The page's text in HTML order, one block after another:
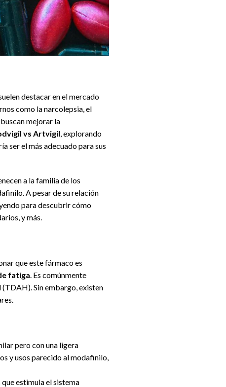
destacar en el mercado
como la narcolepsia, el
mejorar la
vs Artvigil , explorando
ser el más adecuado para sus
a la familia de los
A pesar de su relación
para descubrir cómo
y más.
que este fármaco es
fatiga. Es comúnmente
Sin embargo, existen
pero con una ligera
y usos parecido al modafinilo,
estimula el sistema